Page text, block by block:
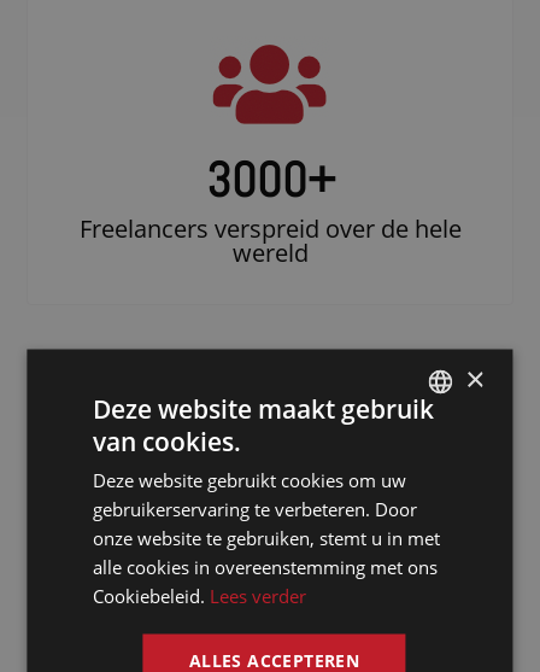
3000+
Freelancers verspreid over de hele
wereld
Doe beroep op
een erkende
notulist in
Kassel
FRENCH
×
Deze website maakt gebruik
van cookies.
Deze website gebruikt cookies om uw
gebruikerservaring te verbeteren. Door
onze website te gebruiken, stemt u in met
alle cookies in overeenstemming met ons
Cookiebeleid. Lees verder
ALLES ACCEPTEREN